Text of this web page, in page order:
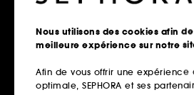
Règles de restrictions
Parfums Synthétiques
Nous utilisons des cookies afin
meilleure expérience sur notre
Afin de vous offrir une expérience
optimale, SEPHORA et ses